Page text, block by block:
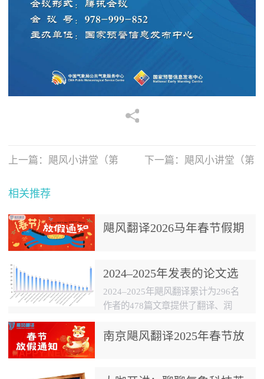
上一篇： 飓风小讲堂（第
下一篇： 飓风小讲堂（第
相关推荐
飓风翻译2026马年春节假期
2024–2025年发表的论文选
集
2024–2025年飓风翻译累计为296名
作者的478篇文章提供了翻译、润
以气象类为主，并包含一些生态气
其中已经见刊或已被录用的文章数量
南京飓风翻译2025年春节放